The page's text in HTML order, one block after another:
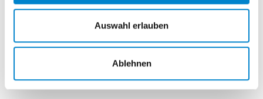
Auswahl erlauben
Ablehnen
Drücker & Griffe